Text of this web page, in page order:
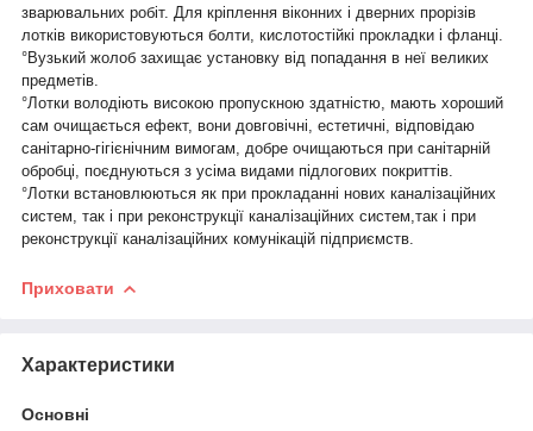
зварювальних робіт. Для кріплення віконних і дверних прорізів
лотків використовуються болти, кислотостійкі прокладки і фланці.
°Вузький жолоб захищає установку від попадання в неї великих
предметів.
°Лотки володіють високою пропускною здатністю, мають хороший
сам очищається ефект, вони довговічні, естетичні, відповідаю
санітарно-гігієнічним вимогам, добре очищаються при санітарній
обробці, поєднуються з усіма видами підлогових покриттів.
°Лотки встановлюються як при прокладанні нових каналізаційних
систем, так і при реконструкції каналізаційних систем,так і при
реконструкції каналізаційних комунікацій підприємств.
Приховати
Характеристики
Основні